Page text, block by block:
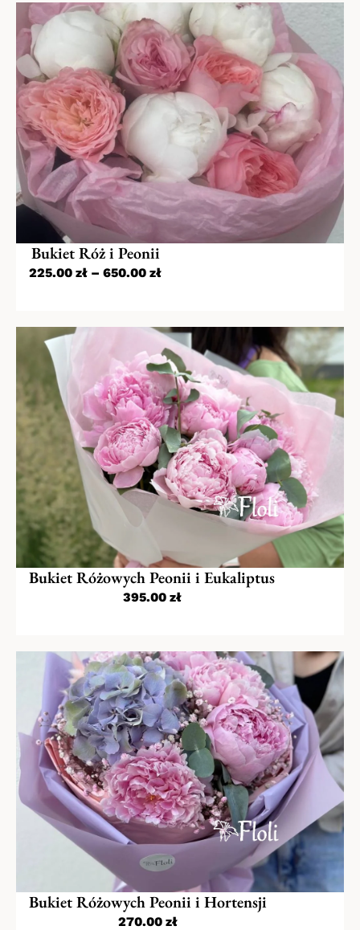
Bukiet Róż i Peonii
225.00 zł – 650.00 zł
Bukiet Różowych Peonii i Eukaliptus
395.00 zł
Bukiet Różowych Peonii i Hortensji
270.00 zł